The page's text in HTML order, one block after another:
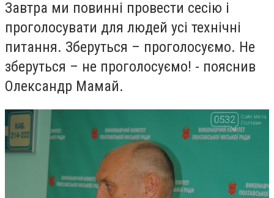
Завтра ми повинні провести сесію і
проголосувати для людей усі технічні
питання. Зберуться – проголосуємо. Не
зберуться – не проголосуємо! - пояснив
Олександр Мамай.